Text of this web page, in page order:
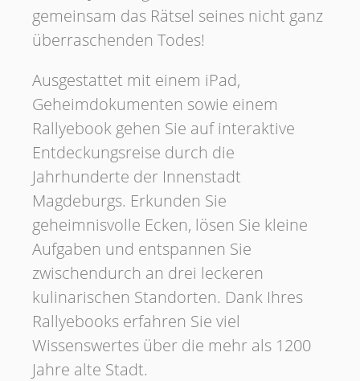
gemeinsam das Rätsel seines nicht ganz
überraschenden Todes!
Ausgestattet mit einem iPad,
Geheimdokumenten sowie einem
Rallyebook gehen Sie auf interaktive
Entdeckungsreise durch die
Jahrhunderte der Innenstadt
Magdeburgs. Erkunden Sie
geheimnisvolle Ecken, lösen Sie kleine
Aufgaben und entspannen Sie
zwischendurch an drei leckeren
kulinarischen Standorten. Dank Ihres
Rallyebooks erfahren Sie viel
Wissenswertes über die mehr als 1200
Jahre alte Stadt.